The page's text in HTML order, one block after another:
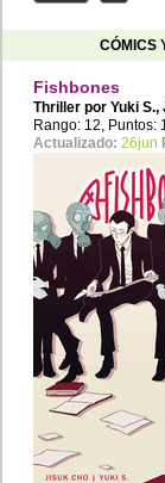
CÓMICS
Fishbones
Thriller por Yuki S.,
Rango: 12, Puntos:
Actualizado: 26jun